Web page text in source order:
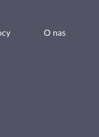
O nas